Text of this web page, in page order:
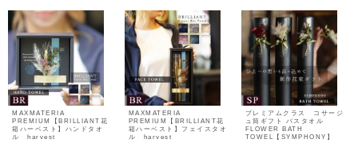
MAXMATERIA
PREMIUM【BRILLIANT花
箱ハーベスト】ハンドタオ
ル harvest
MAXMATERIA
PREMIUM【BRILLIANT花
箱ハーベスト】フェイスタオ
ル harvest
プレミアムクラス コサージ
ュ筒ギフト バスタオル
FLOWER BATH
TOWEL【SYMPHONY】